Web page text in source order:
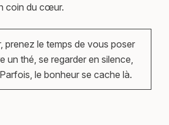
coin du cœur.
prenez le temps de vous poser
un thé, se regarder en silence,
le bonheur se cache là.